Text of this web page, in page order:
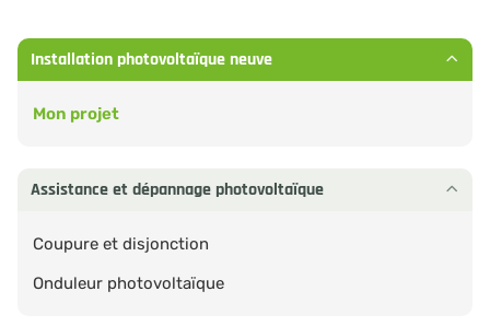
Installation photovoltaïque neuve
Mon projet
Assistance et dépannage photovoltaïque
Coupure et disjonction
Onduleur photovoltaïque